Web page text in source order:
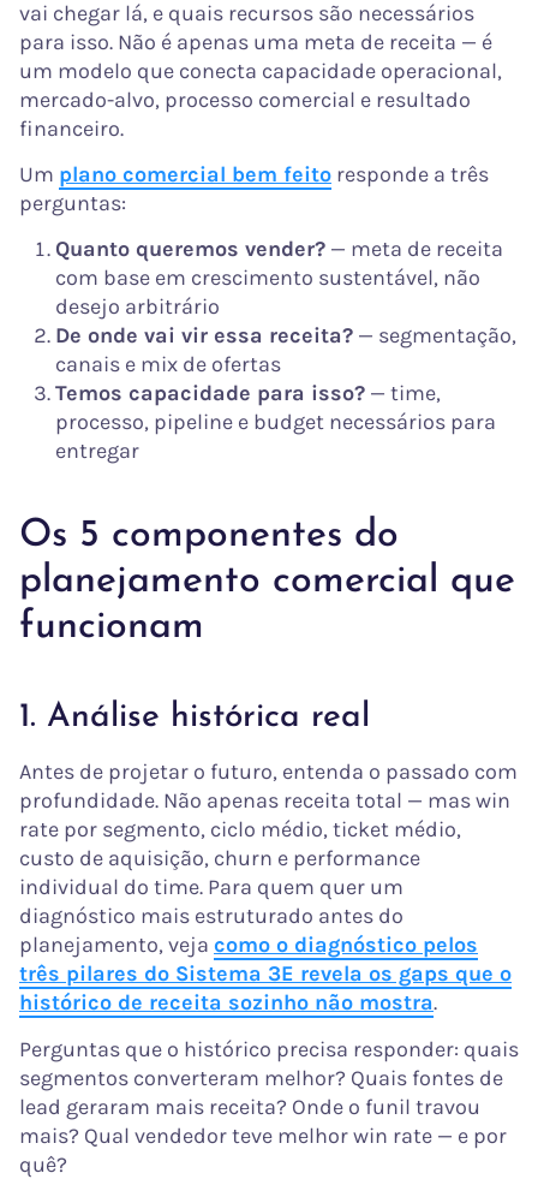
vai chegar lá, e quais recursos são necessários
para isso. Não é apenas uma meta de receita — é
um modelo que conecta capacidade operacional,
mercado-alvo, processo comercial e resultado
financeiro.
Um plano comercial bem feito responde a três
perguntas:
Quanto queremos vender? — meta de receita
com base em crescimento sustentável, não
desejo arbitrário
De onde vai vir essa receita? — segmentação,
canais e mix de ofertas
Temos capacidade para isso? — time,
processo, pipeline e budget necessários para
entregar
Os 5 componentes do
planejamento comercial que
funcionam
1. Análise histórica real
Antes de projetar o futuro, entenda o passado com
profundidade. Não apenas receita total — mas win
rate por segmento, ciclo médio, ticket médio,
custo de aquisição, churn e performance
individual do time. Para quem quer um
diagnóstico mais estruturado antes do
planejamento, veja como o diagnóstico pelos
três pilares do Sistema 3E revela os gaps que o
histórico de receita sozinho não mostra.
Perguntas que o histórico precisa responder: quais
segmentos converteram melhor? Quais fontes de
lead geraram mais receita? Onde o funil travou
mais? Qual vendedor teve melhor win rate — e por
quê?